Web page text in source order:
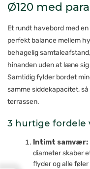
Ø120 med
Et rundt havebord med
perfekt balance mellem
behagelig
hinanden uden at læne
Samtidig fylder bordet
samme siddekapacitet,
terrassen.
3 hurtige fordele
Intimt samvær:
diameter skaber
flyder og alle